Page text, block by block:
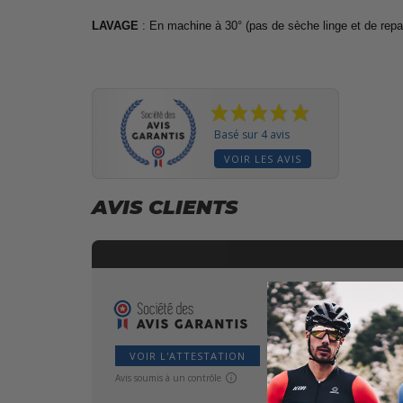
LAVAGE : En machine à 30° (pas de sèche linge et de
Basé sur 4 avis
VOIR LES AVIS
AVIS CLIENTS
VOIR L'ATTESTATION
Avis soumis à un contrôle